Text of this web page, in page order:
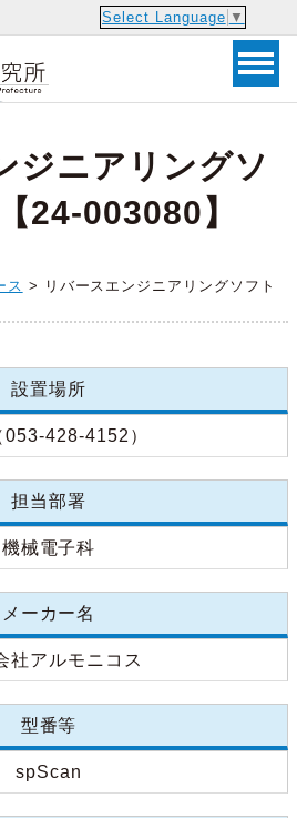
Select Language ▼
ジニアリングソ
24-003080】
ス > リバースエンジニアリングソフト
設置場所
053-428-4152）
担当部署
機械電子科
メーカー名
社アルモニコス
型番等
spScan